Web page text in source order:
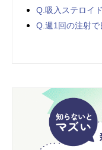
Q.吸入ステロイ
Q.週1回の注射で